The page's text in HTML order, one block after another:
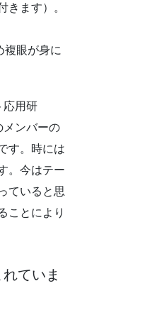
ます）。
複眼が身に
応用研
メンバーの
す。時には
。今はテー
ていると思
ことにより
ていま